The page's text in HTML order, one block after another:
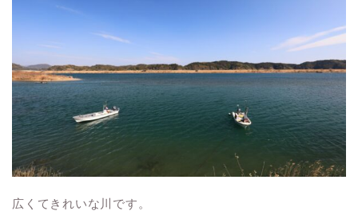
広くてきれいな川です。